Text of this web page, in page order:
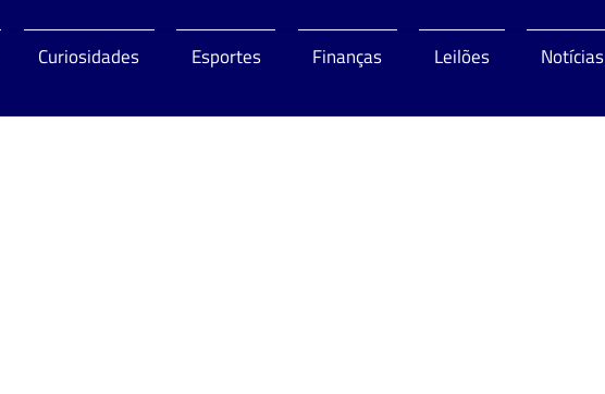
Curiosidades Esportes Finanças Leilões Notícias